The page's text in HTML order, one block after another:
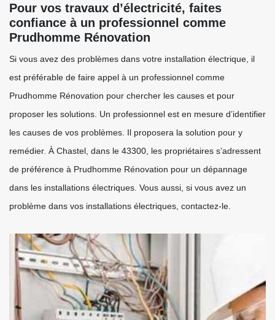
Pour vos travaux d’électricité, faites
confiance à un professionnel comme
Prudhomme Rénovation
Si vous avez des problèmes dans votre installation électrique, il
est préférable de faire appel à un professionnel comme
Prudhomme Rénovation pour chercher les causes et pour
proposer les solutions. Un professionnel est en mesure d’identifier
les causes de vos problèmes. Il proposera la solution pour y
remédier. À Chastel, dans le 43300, les propriétaires s’adressent
de préférence à Prudhomme Rénovation pour un dépannage
dans les installations électriques. Vous aussi, si vous avez un
problème dans vos installations électriques, contactez-le.